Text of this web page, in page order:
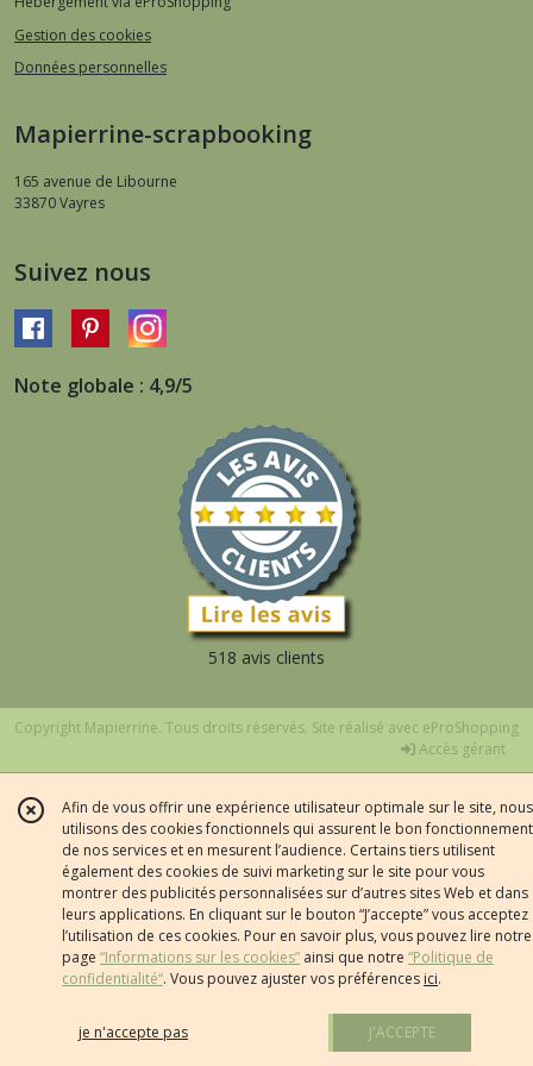
Gestion des cookies
Données personnelles
Mapierrine-scrapbooking
165 avenue de Libourne
33870Vayres
Suivez nous
Note globale : 4,9/5
518 avis clients
Copyright Mapierrine. Tous droits réservés. Site réalisé avec eProShopping
Accès gérant
Afin de vous offrir une expérience utilisateur optimale sur le site, nous
utilisons des cookies fonctionnels qui assurent le bon fonctionnement
de nos services et en mesurent l’audience. Certains tiers utilisent
également des cookies de suivi marketing sur le site pour vous
montrer des publicités personnalisées sur d’autres sites Web et dans
leurs applications. En cliquant sur le bouton “J’accepte” vous acceptez
l’utilisation de ces cookies. Pour en savoir plus, vous pouvez lire notre
page “Informations sur les cookies” ainsi que notre “Politique de
confidentialité“. Vous pouvez ajuster vos préférences ici.
je n'accepte pas J'ACCEPTE